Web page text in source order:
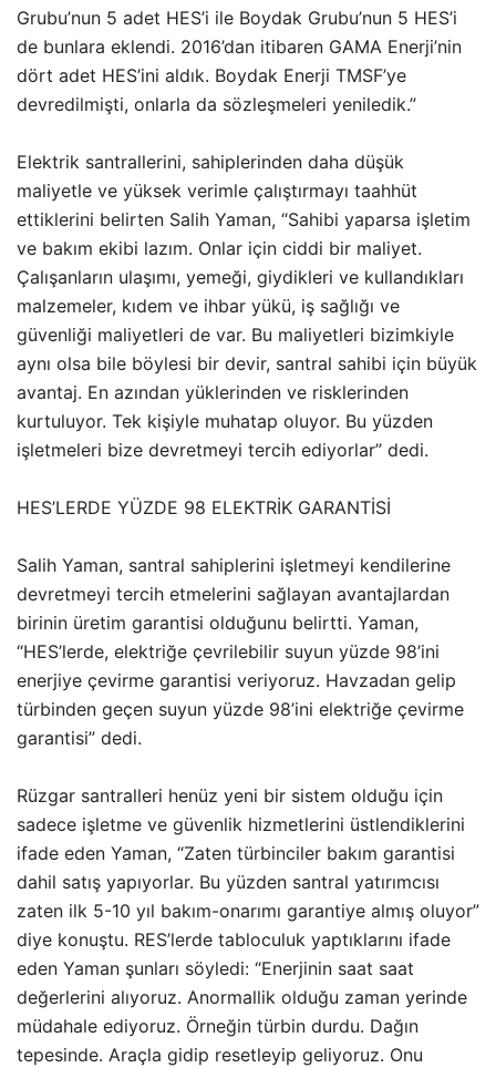
Grubu’nun 5 adet HES’i ile Boydak Grubu’nun 5 HES’i
de bunlara eklendi. 2016’dan itibaren GAMA Enerji’nin
dört adet HES’ini aldık. Boydak Enerji TMSF’ye
devredilmişti, onlarla da sözleşmeleri yeniledik.”
Elektrik santrallerini, sahiplerinden daha düşük
maliyetle ve yüksek verimle çalıştırmayı taahhüt
ettiklerini belirten Salih Yaman, “Sahibi yaparsa işletim
ve bakım ekibi lazım. Onlar için ciddi bir maliyet.
Çalışanların ulaşımı, yemeği, giydikleri ve kullandıkları
malzemeler, kıdem ve ihbar yükü, iş sağlığı ve
güvenliği maliyetleri de var. Bu maliyetleri bizimkiyle
aynı olsa bile böylesi bir devir, santral sahibi için büyük
avantaj. En azından yüklerinden ve risklerinden
kurtuluyor. Tek kişiyle muhatap oluyor. Bu yüzden
işletmeleri bize devretmeyi tercih ediyorlar” dedi.
HES’LERDE YÜZDE 98 ELEKTRİK GARANTİSİ
Salih Yaman, santral sahiplerini işletmeyi kendilerine
devretmeyi tercih etmelerini sağlayan avantajlardan
birinin üretim garantisi olduğunu belirtti. Yaman,
“HES’lerde, elektriğe çevrilebilir suyun yüzde 98’ini
enerjiye çevirme garantisi veriyoruz. Havzadan gelip
türbinden geçen suyun yüzde 98’ini elektriğe çevirme
garantisi” dedi.
Rüzgar santralleri henüz yeni bir sistem olduğu için
sadece işletme ve güvenlik hizmetlerini üstlendiklerini
ifade eden Yaman, “Zaten türbinciler bakım garantisi
dahil satış yapıyorlar. Bu yüzden santral yatırımcısı
zaten ilk 5-10 yıl bakım-onarımı garantiye almış oluyor”
diye konuştu. RES’lerde tabloculuk yaptıklarını ifade
eden Yaman şunları söyledi: “Enerjinin saat saat
değerlerini alıyoruz. Anormallik olduğu zaman yerinde
müdahale ediyoruz. Örneğin türbin durdu. Dağın
tepesinde. Araçla gidip resetleyip geliyoruz. Onu